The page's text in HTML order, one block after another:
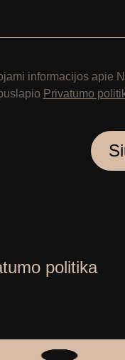
informacijos apie
Privatumo
politika